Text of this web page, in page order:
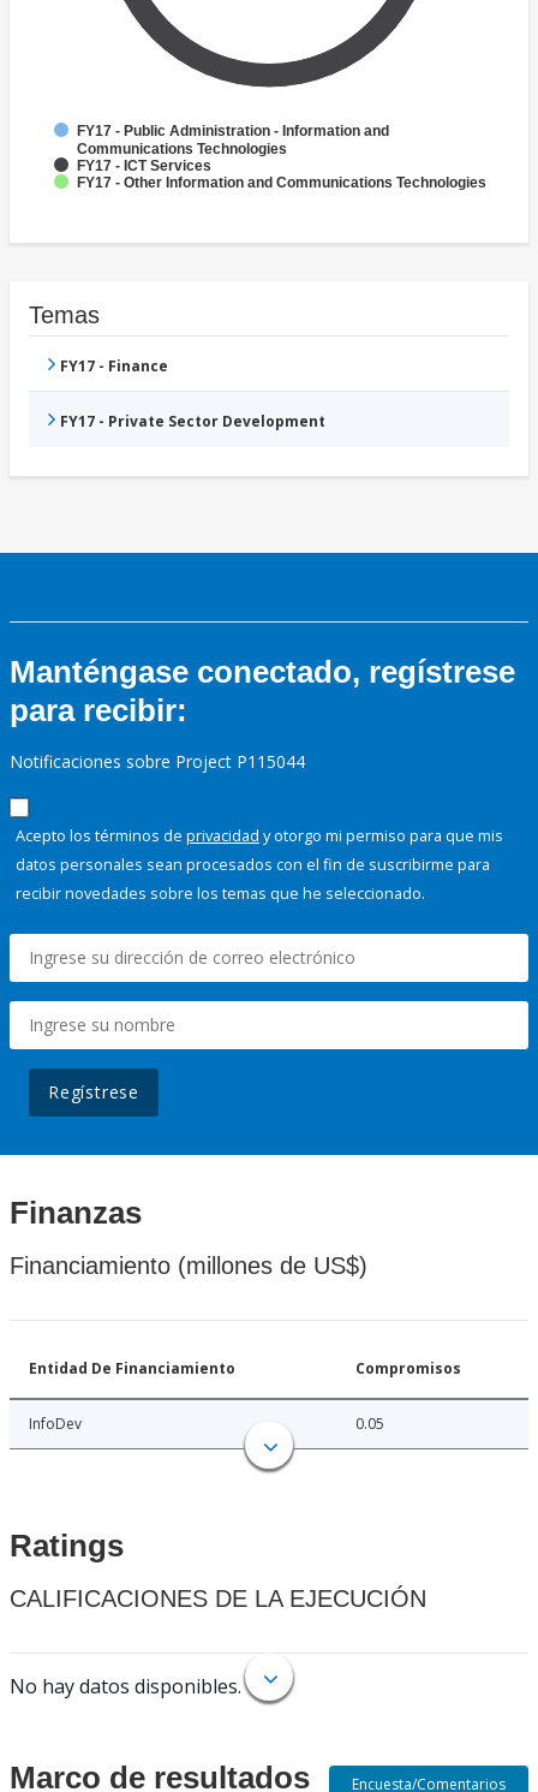
FY17 - Public Administration - Information and
Communications Technologies
FY17 - ICT Services
FY17 - Other Information and Communications Technologies
Temas
FY17 - Finance
FY17 - Private Sector Development
Manténgase conectado, regístrese
para recibir:
Notificaciones sobre Project P115044
Acepto los términos de privacidad y otorgo mi permiso para que mis
datos personales sean procesados con el fin de suscribirme para
recibir novedades sobre los temas que he seleccionado.
Regístrese
Finanzas
Financiamiento (millones de US$)
Entidad De Financiamiento Compromisos
InfoDev 0.05
Ratings
CALIFICACIONES DE LA EJECUCIÓN
No hay datos disponibles.
Marco de resultados Encuesta/Comentarios